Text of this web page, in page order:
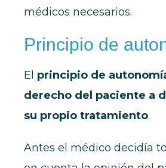
médicos necesarios.
Principio de
El principio de
derecho del paciente a
su propio tratamiento.
Antes el médico decidía